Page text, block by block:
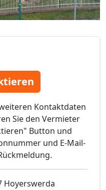
Kontaktdaten
Sie den Vermieter
Button und
und E-Mail-
Hoyerswerda